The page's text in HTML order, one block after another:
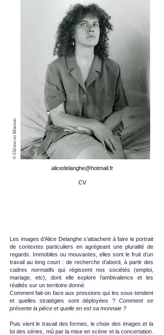
© Clément Marion
alicedelanghe@hotmail.fr
CV
Les images d’Alice Delanghe s’attachent à faire le portrait
de contextes particuliers en agrégeant une pluralité de
regards. Immobiles ou mouvantes, elles sont le fruit d’un
travail au long court : de recherche d’abord, à partir des
cadres normatifs qui régissent nos sociétés (emploi,
mariage, etc), dont elle explore l’ambivalence et les
réalités sur un territoire donné.
Comment fait-on face aux pressions qui les sous-tendent
et quelles stratégies sont déployées ?Comment se
présente la pièce et quelle en est sa monnaie ?
Puis vient le travail des formes, le choix des images et la
loi des séries, mû par la mise en scène et la concertation.